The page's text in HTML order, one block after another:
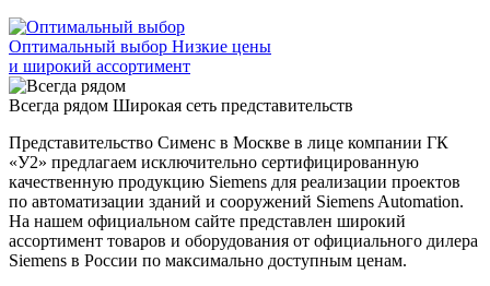
Оптимальный выбор Низкие цены
и широкий ассортимент
Всегда рядом Широкая сеть представительств
Представительство Сименс в Москве в лице компании ГК
«У2» предлагаем исключительно сертифицированную
качественную продукцию Siemens для реализации проектов
по автоматизации зданий и сооружений Siemens Automation.
На нашем официальном сайте представлен широкий
ассортимент товаров и оборудования от официального дилера
Siemens в России по максимально доступным ценам.